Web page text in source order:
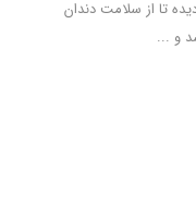
تا از سلامت دندان
و ...